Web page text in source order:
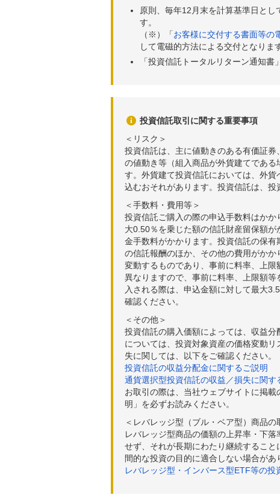
原則、毎年12月末を計算基準日と
す。
（※）「お客様に交付する書面等の
して電磁的方法による交付となりま
「投資信託トータルリターン通知
投資信託取引に関する重要事項
＜リスク＞
投資信託は、主に値動きのある有価証
の値動き等（組入商品が外貨建てであ
す。外貨建て投資信託においては、外
込むおそれがあります。投資信託は、投
＜手数料・費用等＞
投資信託ご購入の際の申込手数料はか
大0.50％を乗じた額の信託財産留保額
金手数料がかかります。投資信託の保
の信託報酬のほか、その他の費用がか
変動するものであり、事前に料率、上
異なりますので、事前に料率、上限額
入される際は、申込金額に対して最大
確認ください。
＜その他＞
投資信託の購入価額によっては、収益
については、投資対象資産の価格変動
失に関しては、以下をご確認ください。
投資信託の収益分配金に関するご説明
通貨選択型投資信託の収益／損失に関す
お取引の際は、当社ウェブサイトに掲
明」を必ずお読みください。
＜レバレッジ型（ブル・ベア型）商品の
レバレッジ型商品の価額の上昇率・下
せず、それが長期にわたり継続するこ
間的な投資の目的に適合しない場合があ
レバレッジ型・インバース型ETF等の投